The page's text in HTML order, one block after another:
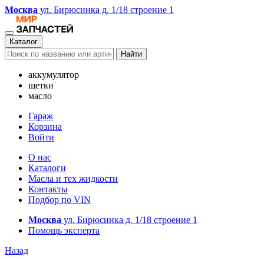
Москва ул. Бирюсинка д. 1/18 строение 1
Каталог
Найти
аккумулятор
щетки
масло
Гараж
Корзина
Войти
О нас
Каталоги
Масла и тех жидкости
Контакты
Подбор по VIN
Москва ул. Бирюсинка д. 1/18 строение 1
Помощь эксперта
Назад